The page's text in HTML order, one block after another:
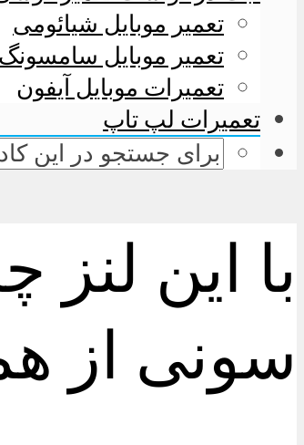
تعمیر موبایل شیائومی
تعمیر موبایل سامسونگ
تعمیرات موبایل آیفون
تعمیرات لپ تاپ
با این
سونی از